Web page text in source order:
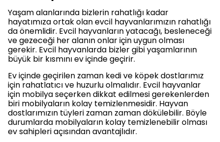
Yaşam alanlarında bizlerin rahatlığı kadar
hayatımıza ortak olan evcil hayvanlarımızın rahatlığı
da önemlidir. Evcil hayvanların yatacağı, besleneceği
ve gezeceği her alanın onlar için uygun olması
gerekir. Evcil hayvanlarda bizler gibi yaşamlarının
büyük bir kısmını ev içinde geçirir.
Ev içinde geçirilen zaman kedi ve köpek dostlarımız
için rahatlatıcı ve huzurlu olmalıdır. Evcil hayvanlar
için mobilya seçerken dikkat edilmesi gerekenlerden
biri mobilyaların kolay temizlenmesidir. Hayvan
dostlarımızın tüyleri zaman zaman dökülebilir. Böyle
durumlarda mobilyaların kolay temizlenebilir olması
ev sahipleri açısından avantajlıdır.